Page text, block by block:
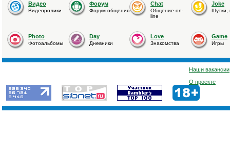
Видео
Видеоролики
Форум
Форум общения
Chat
Общение on-
line
Joke
Шутки,
Photo
Фотоальбомы
Day
Дневники
Love
Знакомства
Game
Игры
Наши вакансии
О проекте